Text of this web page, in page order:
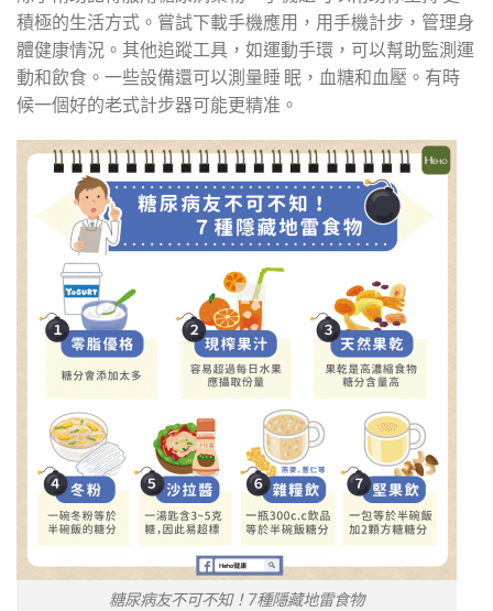
積極的生活方式。嘗試下載手機應用，用手機計步，管理身
體健康情況。其他追蹤工具，如運動手環，可以幫助監測運
動和飲食。一些設備還可以測量睡 眠，血糖和血壓。有時
候一個好的老式計步器可能更精准。
糖尿病友不可不知！7種隱藏地雷食物